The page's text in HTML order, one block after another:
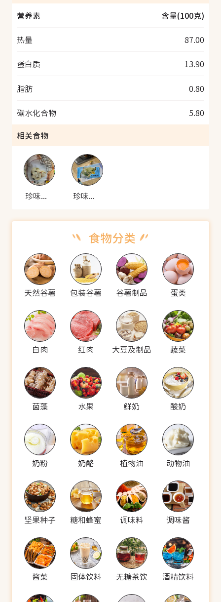
营养素
含量(100克)
热量 87.00
蛋白质 13.90
脂肪 0.80
碳水化合物
5.80
相关食物
珍味小梅园 雪菜鱿鱼 珍味小梅园 雪菜鱿鱼
天然谷薯 包装谷薯 谷薯制品 蛋类
白肉 红肉 大豆及制品 蔬菜
菌藻 水果 鲜奶 酸奶
奶粉 奶酪 植物油 动物油
坚果种子 糖和蜂蜜 调味料 调味酱
酱菜 固体饮料 无糖茶饮 酒精饮料